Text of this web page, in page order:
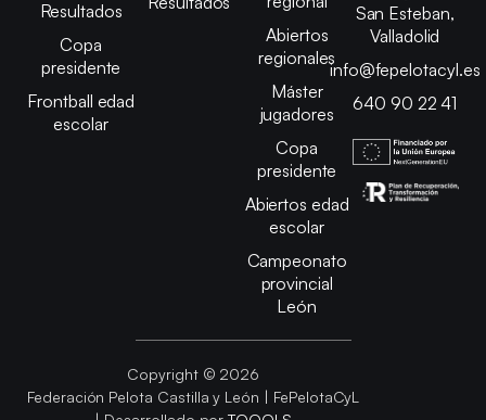
Resultados
Copa
presidente
Frontball edad
escolar
Abiertos
regionales
Máster
jugadores
Copa
presidente
Abiertos edad
escolar
Campeonato
provincial
León
San Esteban,
Valladolid
info@fepelotacyl.es
640 90 22 41
Copyright © 2026
Federación Pelota Castilla y León | FePelotaCyL